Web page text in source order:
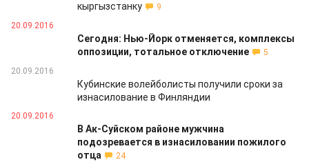
кыргызстанку
9
20.09.2016
Сегодня: Нью-Йорк отменяется, комплексы
оппозиции, тотальное отключение
5
20.09.2016
Кубинские волейболисты получили сроки за
изнасилование в Финляндии
20.09.2016
В Ак-Суйском районе мужчина
подозревается в изнасиловании пожилого
отца
24